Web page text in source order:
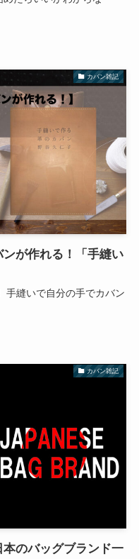
カバン雑記
ンが作れる！「手縫い
縫いで自分の手でカバン
カバン雑記
のバッグブランド一